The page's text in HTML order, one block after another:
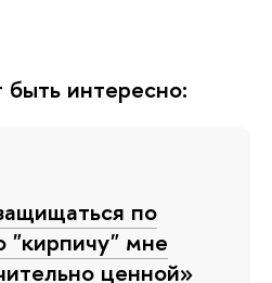
интересно:
по
"кирпичу" мне
ценной»